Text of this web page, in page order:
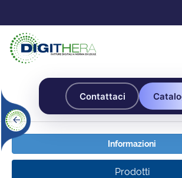
Contattaci
Informazioni
Prodotti